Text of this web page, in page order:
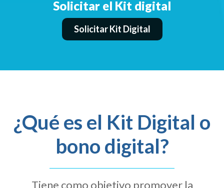
Solicitar el Kit digital
Solicitar Kit Digital
¿Qué es el Kit Digital o
bono digital?
Tiene como objetivo promover la